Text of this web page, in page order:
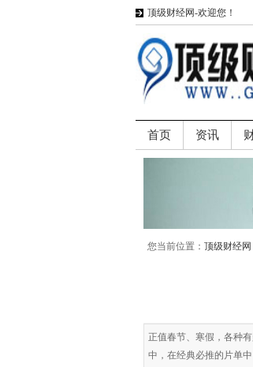
顶级财经网-欢迎您！
首页 资讯
您当前位置： 顶级财经网
正值春节、寒假，各种
中，在经典必推的片单